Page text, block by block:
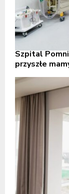
Szpital
przyszłe